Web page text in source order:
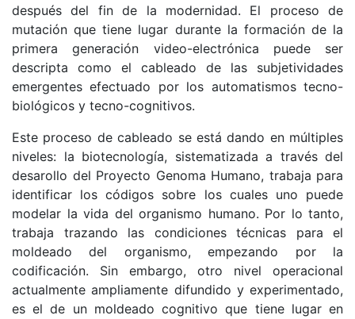
después del fin de la modernidad. El proceso de
mutación que tiene lugar durante la formación de la
primera generación video-electrónica puede ser
descripta como el cableado de las subjetividades
emergentes efectuado por los automatismos tecno-
biológicos y tecno-cognitivos.
Este proceso de cableado se está dando en múltiples
niveles: la biotecnología, sistematizada a través del
desarollo del Proyecto Genoma Humano, trabaja para
identificar los códigos sobre los cuales uno puede
modelar la vida del organismo humano. Por lo tanto,
trabaja trazando las condiciones técnicas para el
moldeado del organismo, empezando por la
codificación. Sin embargo, otro nivel operacional
actualmente ampliamente difundido y experimentado,
es el de un moldeado cognitivo que tiene lugar en